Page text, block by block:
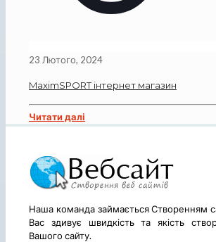
23 Лютого, 2024
MaximSPORT інтернет магазин
Читати далі
Наша команда займається Створенням
Вас здивує швидкість та якість
Вашого сайту.